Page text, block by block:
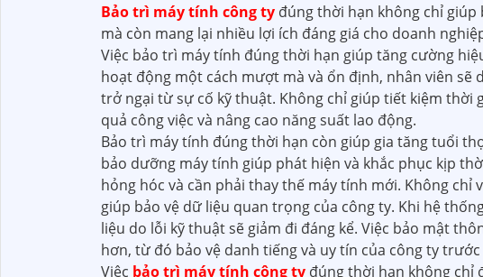
Bảo trì máy tính công ty đúng thời hạn không chỉ
mà còn mang lại nhiều lợi ích đáng giá cho doanh
Việc bảo trì máy tính đúng thời hạn giúp tăng cường
hoạt động một cách mượt mà và ổn định, nhân viên sẽ
trở ngại từ sự cố kỹ thuật. Không chỉ giúp tiết kiệm thời
quả công việc và nâng cao năng suất lao động.
Bảo trì máy tính đúng thời hạn còn giúp gia tăng tuổi
bảo dưỡng máy tính giúp phát hiện và khắc phục kịp
hỏng hóc và cần phải thay thế máy tính mới. Không
giúp bảo vệ dữ liệu quan trọng của công ty. Khi hệ
liệu do lỗi kỹ thuật sẽ giảm đi đáng kể. Việc bảo mật
hơn, từ đó bảo vệ danh tiếng và uy tín của công ty trước
Việc bảo trì máy tính công ty đúng thời hạn không chỉ